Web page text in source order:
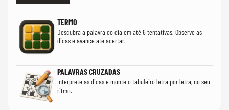
TERMO
Descubra a palavra do dia em até 6 tentativas. Observe as
dicas e avance até acertar.
PALAVRAS CRUZADAS
Interprete as dicas e monte o tabuleiro letra por letra, no seu
ritmo.